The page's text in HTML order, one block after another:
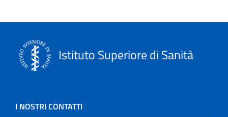
Istituto Superiore di Sanità
I NOSTRI CONTATTI